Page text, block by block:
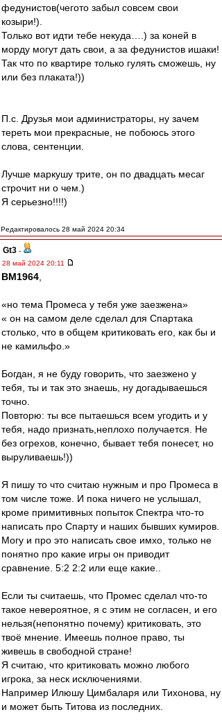
федунистов(чегото забыл совсем свои
козыри!).
Только вот идти тебе некуда….) за коней в
морду могут дать свои, а за федунистов ишаки!
Так что по квартире только гулять сможешь, ну
или без плаката!))
П.с. Друзья мои администраторы, ну зачем
тереть мои прекрасные, не побоюсь этого
слова, сентенции.
Лучше маркушу трите, он по двадцать месаг
строчит ни о чем.)
Я серьезно!!!!)
Редактировалось 28 май 2024 20:34
Gt3 -
28 май 2024 20:11
BM1964
«но тема Промеса у тебя уже заезжена»
« он на самом деле сделал для Спартака
столько, что в общем критиковать его, как бы и
не камильфо.»
Богдан, я не буду говорить, что заезжено у
тебя, ты и так это знаешь, ну догадываешься
точно.
Повторю: ты все пытаешься всем угодить и у
тебя, надо признать,неплохо получается. Не
без огрехов, конечно, бывает тебя понесет, но
выруливаешь!))
Я пишу то что считаю нужным и про Промеса в
том числе тоже. И пока ничего не услышал,
кроме примитивных попыток Спектра что-то
написать про Спарту и наших бывших кумиров.
Могу и про это написать свое имхо, только не
понятно про какие игры он приводит
сравнение. 5:2 2:2 или еще какие..
Если ты считаешь, что Промес сделал что-то
такое невероятное, я с этим не согласен, и его
нельзя(непонятно почему) критиковать, это
твоё мнение. Имеешь полное право, ты
живешь в свободной стране!
Я считаю, что критиковать можно любого
игрока, за неск исключениями.
Например Илюшу Цимбаларя или Тихонова, ну
и может быть Титова из последних.